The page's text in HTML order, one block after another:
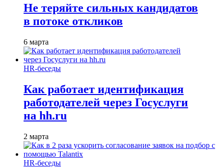
Не теряйте сильных кандидатов
в потоке откликов
6 марта
HR-беседы
Как работает идентификация
работодателей через Госуслуги
на hh.ru
2 марта
HR-беседы